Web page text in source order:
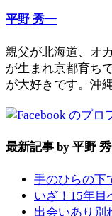
平野 秀一
親父が北海道、オ
が生まれ京都育ち
が大好きです。沖
最新記事 by 平野
手のひらの下
いざ！15年目
出会いあり別